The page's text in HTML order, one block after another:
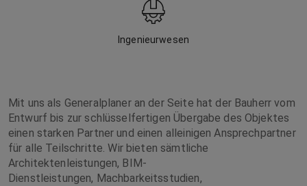
Ingenieurwesen
Mit uns als Generalplaner an der Seite hat der Bauherr vom
Entwurf bis zur schlüsselfertigen Übergabe des Objektes
einen starken Partner und einen alleinigen Ansprechpartner
für alle Teilschritte. Wir bieten sämtliche
Architektenleistungen, BIM-
Dienstleistungen, Machbarkeitsstudien,